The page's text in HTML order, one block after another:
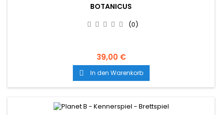
BOTANICUS
(0)
39,00 €
 In den Warenkorb